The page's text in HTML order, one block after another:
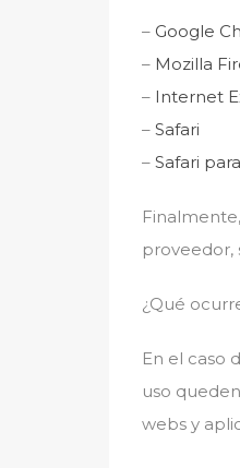
– Google
– Mozilla
– Internet
– Safari
– Safari
proveedor,
¿Qué
En el caso
uso
webs y